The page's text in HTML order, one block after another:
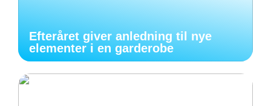
Efteråret giver anledning til nye
elementer i en garderobe